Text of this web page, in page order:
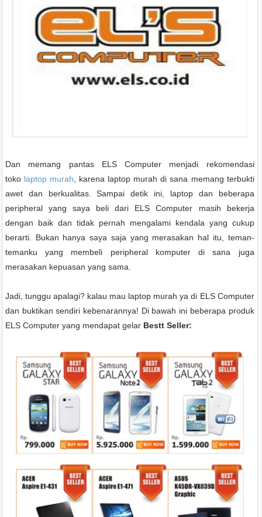
Dan memang pantas ELS Computer menjadi rekomendasi
toko laptop murah , karena laptop murah di sana memang terbukti
awet dan berkualitas. Sampai detik ini, laptop dan beberapa
peripheral yang saya beli dari ELS Computer masih bekerja
dengan baik dan tidak pernah mengalami kendala yang cukup
berarti. Bukan hanya saya saja yang merasakan hal itu, teman-
temanku yang membeli peripheral komputer di sana juga
merasakan kepuasan yang sama.
Jadi, tunggu apalagi? kalau mau laptop murah ya di ELS Computer
dan buktikan sendiri kebenarannya! Di bawah ini beberapa produk
ELS Computer yang mendapat gelar Bestt Seller: